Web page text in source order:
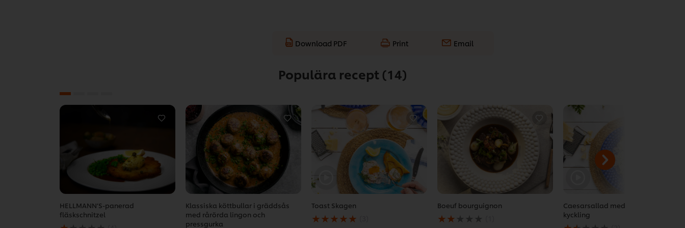
Download PDF Print Email
Populära recept (14)
HELLMANN’S-panerad
fläskschnitzel
Det
Klassiska köttbullar i gräddsås
med rårörda lingon och
pressgurka
Toast Skagen
Det
genomsnittliga
Boeuf bourguignon
Det
genomsnittliga
Caesarsallad med friterad
kyckling
Det